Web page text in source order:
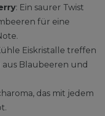
: Ein saurer Twist
für eine
Eiskristalle treffen
Blaubeeren und
das mit jedem